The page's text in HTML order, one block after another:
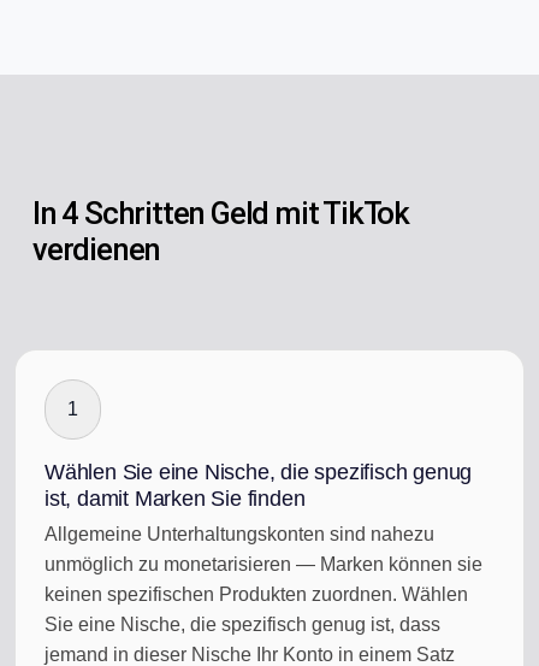
In 4 Schritten Geld mit TikTok
verdienen
1
Wählen Sie eine Nische, die spezifisch genug
ist, damit Marken Sie finden
Allgemeine Unterhaltungskonten sind nahezu
unmöglich zu monetarisieren — Marken können sie
keinen spezifischen Produkten zuordnen. Wählen
Sie eine Nische, die spezifisch genug ist, dass
jemand in dieser Nische Ihr Konto in einem Satz